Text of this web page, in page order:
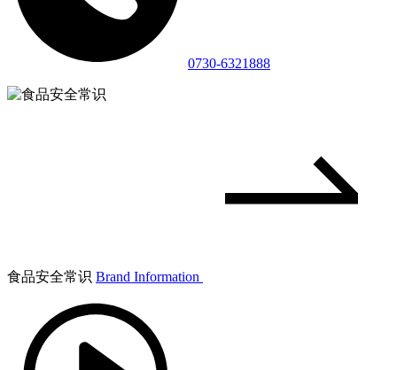
0730-6321888
食品安全常识 Brand Information